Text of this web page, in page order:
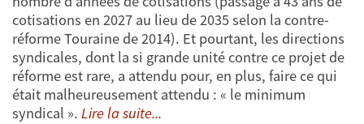
cotisations en 2027 au lieu de 2035 selon la contre-
réforme Touraine de 2014). Et pourtant, les directions
syndicales, dont la si grande unité contre ce projet de
réforme est rare, a attendu pour, en plus, faire ce qui
était malheureusement attendu : « le minimum
syndical ». Lire la suite...